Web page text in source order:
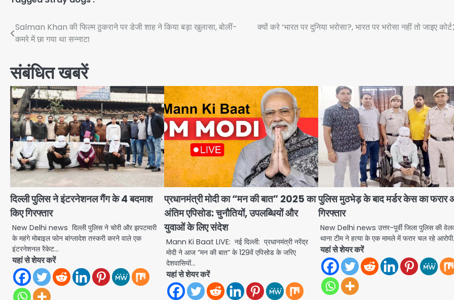
Post
navigation
Salman Khan की फिल्म ठुकराने पर डेजी शाह ने किया बड़ा खुलासा, बोलीं-
कमरे में छा गया था सन्नाटा
क्यों करे ‘भारत पर दुनिया भरोसा?, भारत पर भरोसा नहीं तो जाइए कोर्ट
संबंधित खबरें
दिल्ली पुलिस ने इंटरनेशनल गैंग के 4 बदमाश
किए गिरफ्तार
New Delhi news दिल्ली पुलिस ने चोरी और झपटमारी
के महंगे मोबाइल फोन बांग्लादेश तस्करी करने वाले एक
इंटरनेशनल रैकेट…
यहां से शेयर करें
प्रधानमंत्री मोदी का “मन की बात” 2025 का
अंतिम एपिसोड: चुनौतियों, उपलब्धियों और
युवाओं के लिए संदेश
Mann Ki Baat LIVE: नई दिल्ली: प्रधानमंत्री नरेंद्र
मोदी ने आज “मन की बात” के 129वें एपिसोड के जरिए
देशवासियों…
यहां से शेयर करें
पुलिस मुठभेड़ के बाद मर्डर केस का फरार
गिरफ्तार
New Delhi news उत्तर-पूर्वी जिला पुलिस की
थाना टीम ने हत्या के एक मामले में फरार चल रहे
यहां से शेयर करें